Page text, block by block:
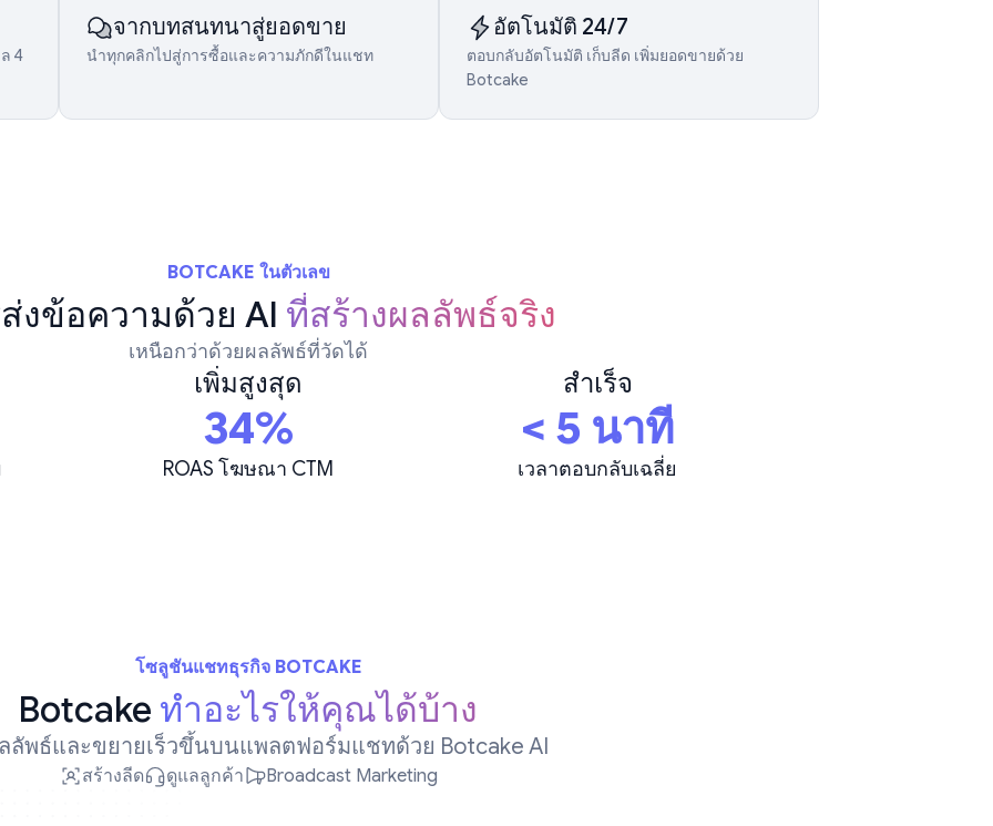
4
จากบทสนทนาสู่ยอดขาย
นำทุกคลิกไปสู่การซื้อและความภักดีในแชท
อัตโนมัติ 24/7
ตอบกลับอัตโนมัติ เก็บลีด เพิ่มยอดขายด้วย
Botcake
BOTCAKE ในตัวเลข
งข้อความด้วย AI ที่สร้างผลลัพธ์จริง
เหนือกว่าด้วยผลลัพธ์ที่วัดได้
เพิ่มสูงสุด
34%
ROAS โฆษณา CTM
สำเร็จ
< 5 นาที
เวลาตอบกลับเฉลี่ย
โซลูชันแชทธุรกิจ BOTCAKE
Botcake ทำอะไรให้คุณได้บ้าง
ลัพธ์และขยายเร็วขึ้นบนแพลตฟอร์มแชทด้วย Botcake AI
สร้างลีด ดูแลลูกค้า Broadcast Marketing